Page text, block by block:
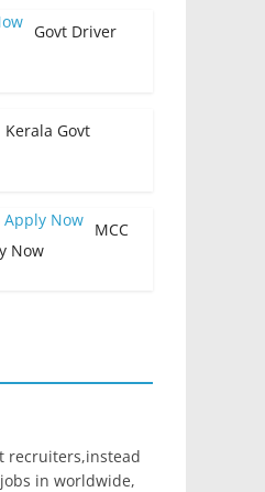
Govt Driver
Kerala Govt
MCC
Now
recruiters,instead
in worldwide,